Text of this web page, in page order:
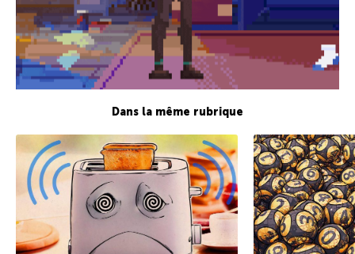
Dans la même rubrique